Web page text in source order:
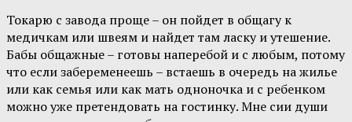
Токарю с завода проще – он пойдет в общагу к
медичкам или швеям и найдет там ласку и утешение.
Бабы общажные – готовы наперебой и с любым, потому
что если забеременеешь – встаешь в очередь на жилье
или как семья или как мать одноночка и с ребенком
можно уже претендовать на гостинку. Мне сии души